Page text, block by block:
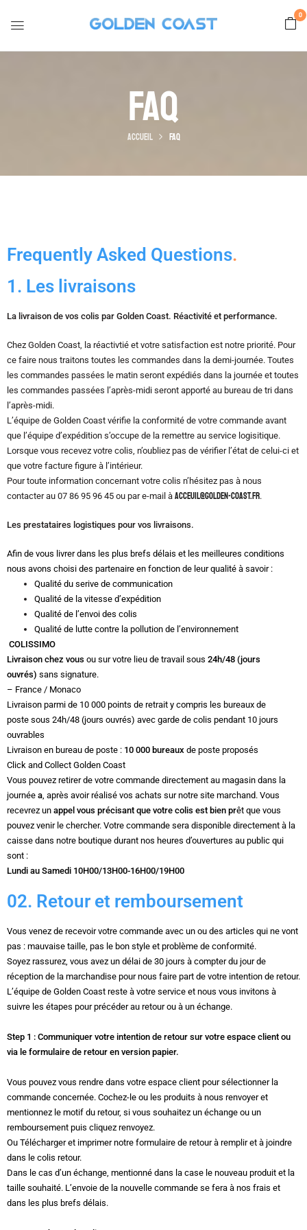
0
Faq
Accueil Faq
Frequently Asked Questions.
1. Les livraisons
La livraison de vos colis par Golden Coast. Réactivité et performance.
Chez Golden Coast, la réactivtié et votre satisfaction est notre priorité. Pour
ce faire nous traitons toutes les commandes dans la demi-journée. Toutes
les commandes passées le matin seront expédiés dans la journée et toutes
les commandes passées l’après-midi seront apporté au bureau de tri dans
l’après-midi.
L’équipe de Golden Coast vérifie la conformité de votre commande avant
que l’équipe d’expédition s’occupe de la remettre au service logisitique.
Lorsque vous recevez votre colis, n’oubliez pas de vérifier l’état de celui-ci et
que votre facture figure à l’intérieur.
Pour toute information concernant votre colis n’hésitez pas à nous
contacter au 07 86 95 96 45 ou par e-mail à acceuil@golden-coast.fr.
Les prestataires logistiques pour vos livraisons.
Afin de vous livrer dans les plus brefs délais et les meilleures conditions
nous avons choisi des partenaire en fonction de leur qualité à savoir :
Qualité du serive de communication
Qualité de la vitesse d’expédition
Qualité de l’envoi des colis
Qualité de lutte contre la pollution de l’environnement
COLISSIMO
Livraison chez vous ou sur votre lieu de travail sous 24h/48 (jours
ouvrés) sans signature.
– France / Monaco
Livraison parmi de 10 000 points de retrait y compris les bureaux de
poste sous 24h/48 (jours ouvrés) avec garde de colis pendant 10 jours
ouvrables
Livraison en bureau de poste : 10 000 bureaux de poste proposés
Click and Collect Golden Coast
Vous pouvez retirer de votre commande directement au magasin dans la
journée a, après avoir réalisé vos achats sur notre site marchand. Vous
recevrez un appel vous précisant que votre colis est bien prêt que vous
pouvez venir le chercher. Votre commande sera disponible directement à la
caisse dans notre boutique durant nos heures d’ouvertures au public qui
sont :
Lundi au Samedi 10H00/13H00-16H00/19H00
02. Retour et remboursement
Vous venez de recevoir votre commande avec un ou des articles qui ne vont
pas : mauvaise taille, pas le bon style et problème de conformité.
Soyez rassurez, vous avez un délai de 30 jours à compter du jour de
réception de la marchandise pour nous faire part de votre intention de retour.
L’équipe de Golden Coast reste à votre service et nous vous invitons à
suivre les étapes pour précéder au retour ou à un échange.
Step 1 : Communiquer votre intention de retour sur votre espace client ou
via le formulaire de retour en version papier.
Vous pouvez vous rendre dans votre espace client pour sélectionner la
commande concernée. Cochez-le ou les produits à nous renvoyer et
mentionnez le motif du retour, si vous souhaitez un échange ou un
remboursement puis cliquez renvoyez.
Ou Télécharger et imprimer notre formulaire de retour à remplir et à joindre
dans le colis retour.
Dans le cas d’un échange, mentionné dans la case le nouveau produit et la
taille souhaité. L’envoie de la nouvelle commande se fera à nos frais et
dans les plus brefs délais.